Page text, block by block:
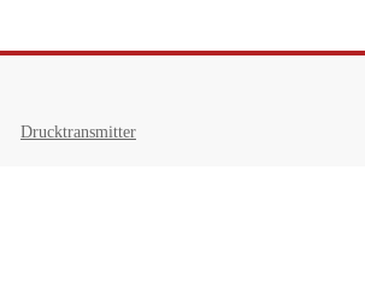
Drucktransmitter